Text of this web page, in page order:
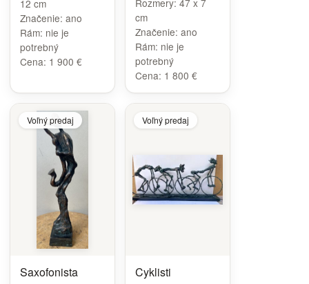
12 cm
Značenie: ano
Rám: nie je
potrebný
Cena: 1 900 €
Rozmery: 47 x 7
cm
Značenie: ano
Rám: nie je
potrebný
Cena: 1 800 €
Voľný predaj
Saxofonista
Voľný predaj
Cyklisti